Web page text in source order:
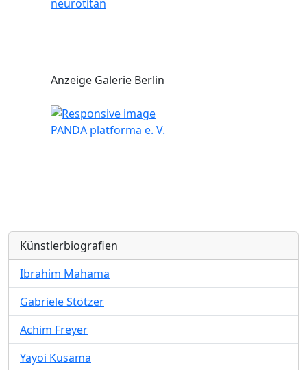
neurotitan
Anzeige Galerie Berlin
PANDA platforma e. V.
Künstlerbiografien
Ibrahim Mahama
Gabriele Stötzer
Achim Freyer
Yayoi Kusama